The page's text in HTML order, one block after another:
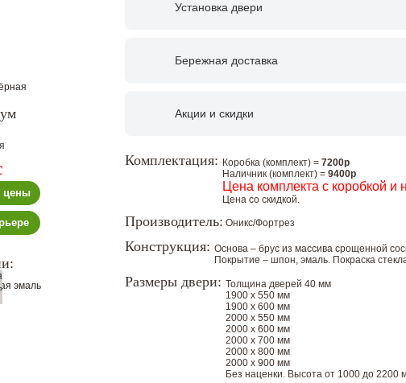
цены
Установка двери
Бережная доставка
Акции и скидки
Комплектация: Коробка (комплект) = 7200р
Наличник (комплект) = 9400р
Цена комплекта с коробкой и
Цена со скидкой.
Производитель: Оникс/Фортрез
Конструкция: Основа – брус из массива срощенной
Покрытие – шпон, эмаль. Покраска
Размеры двери: Толщина дверей 40 мм
1900 х 550 мм
1900 х 600 мм
2000 х 550 мм
2000 х 600 мм
2000 х 700 мм
2000 х 800 мм
2000 х 900 мм
Без наценки. Высота от 1000 до